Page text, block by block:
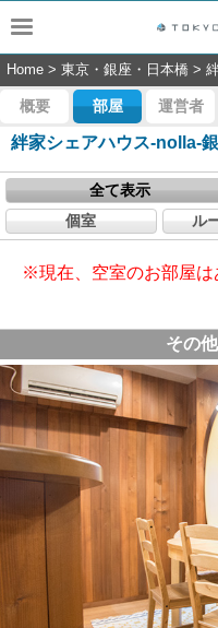
Home > 東京・銀座・日本橋 >
概要 部屋 運営者
絆家シェアハウス-nolla-
全て表示
個室
ル
※現在、空室のお部屋は
その